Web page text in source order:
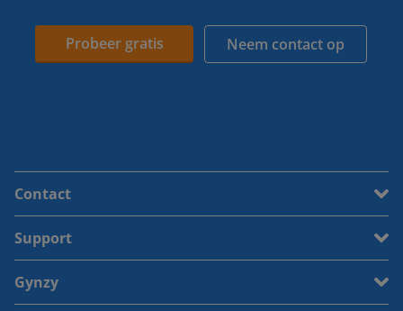
Probeer gratis Neem contact op
Contact
Support
Gynzy